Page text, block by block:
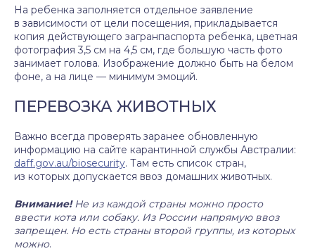
На ребенка заполняется отдельное заявление
в зависимости от цели посещения, прикладывается
копия действующего загранпаспорта ребенка, цветная
фотография 3,5 см на 4,5 см, где большую часть фото
занимает голова. Изображение должно быть на белом
фоне, а на лице — минимум эмоций.
ПЕРЕВОЗКА ЖИВОТНЫХ
Важно всегда проверять заранее обновленную
информацию на сайте карантинной службы Австралии:
daff.gov.au/biosecurity. Там есть список стран,
из которых допускается ввоз домашних животных.
Внимание!Не из каждой страны можно просто
ввести кота или собаку. Из России напрямую ввоз
запрещен. Но есть страны второй группы, из которых
можно.